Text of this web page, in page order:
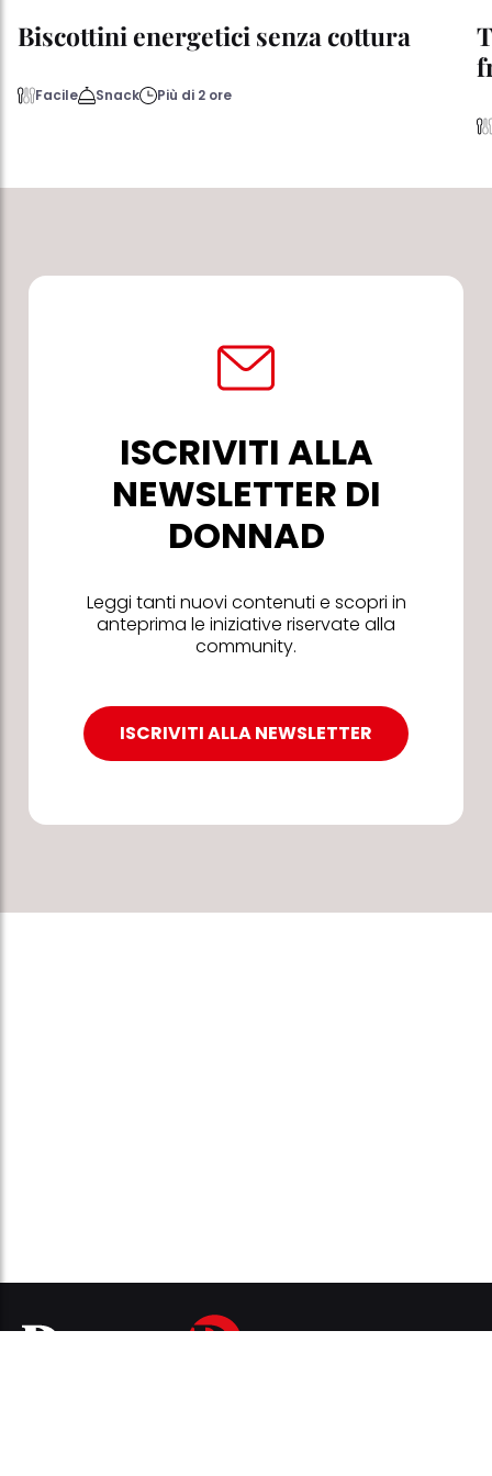
Biscottini energetici senza cottura
Facile Snack Più di 2 ore
ISCRIVITI ALLA
NEWSLETTER DI
DONNAD
Leggi tanti nuovi contenuti e scopri in
anteprima le iniziative riservate alla
community.
ISCRIVITI ALLA NEWSLETTER